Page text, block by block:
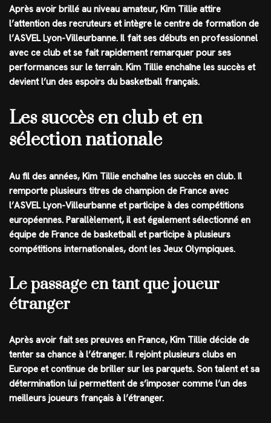
Après avoir brillé au niveau amateur, Kim Tillie attire
l’attention des recruteurs et intègre le centre de formation de
l’ASVEL Lyon-Villeurbanne. Il fait ses débuts en professionnel
avec ce club et se fait rapidement remarquer pour ses
performances sur le terrain. Kim Tillie enchaîne les succès et
devient l’un des espoirs du basketball français.
Les succès en club et en
sélection nationale
Au fil des années, Kim Tillie enchaîne les succès en club. Il
remporte plusieurs titres de champion de France avec
l’ASVEL Lyon-Villeurbanne et participe à des compétitions
européennes. Parallèlement, il est également sélectionné en
équipe de France de basketball et participe à plusieurs
compétitions internationales, dont les Jeux Olympiques.
Le passage en tant que joueur
étranger
Après avoir fait ses preuves en France, Kim Tillie décide de
tenter sa chance à l’étranger. Il rejoint plusieurs clubs en
Europe et continue de briller sur les parquets. Son talent et sa
détermination lui permettent de s’imposer comme l’un des
meilleurs joueurs français à l’étranger.